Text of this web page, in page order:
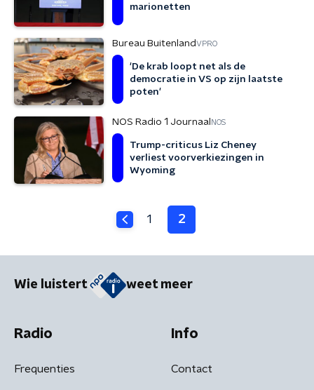
marionetten
Bureau BuitenlandVPRO
'De krab loopt net als de
democratie in VS op zijn laatste
poten'
NOS Radio 1 Journaal NOS
Trump-criticus Liz Cheney
verliest voorverkiezingen in
Wyoming
1 2
Wie luistert weet meer
Radio
Frequenties
Info
Contact